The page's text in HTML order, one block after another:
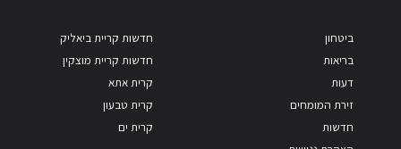
ביטחון
בריאות
דעות
זירת המומחים
חדשות
חדשות קריית ביאליק
חדשות קריית מוצקין
קרית אתא
קרית טבעון
קרית ים